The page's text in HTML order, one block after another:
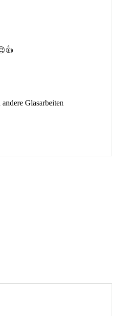
Glasarbeiten